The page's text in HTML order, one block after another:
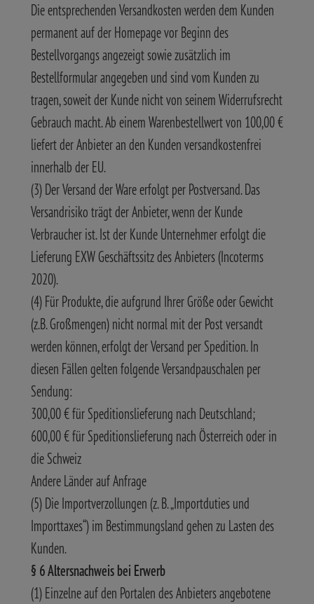
Die entsprechenden Versandkosten werden dem Kunden
permanent auf der Homepage vor Beginn des
Bestellvorgangs angezeigt sowie zusätzlich im
Bestellformular angegeben und sind vom Kunden zu
tragen, soweit der Kunde nicht von seinem Widerrufsrecht
Gebrauch macht. Ab einem Warenbestellwert von 100,00 €
liefert der Anbieter an den Kunden versandkostenfrei
innerhalb der EU.
(3) Der Versand der Ware erfolgt per Postversand. Das
Versandrisiko trägt der Anbieter, wenn der Kunde
Verbraucher ist. Ist der Kunde Unternehmer erfolgt die
Lieferung EXW Geschäftssitz des Anbieters (Incoterms
2020).
(4) Für Produkte, die aufgrund Ihrer Größe oder Gewicht
(z.B. Großmengen) nicht normal mit der Post versandt
werden können, erfolgt der Versand per Spedition. In
diesen Fällen gelten folgende Versandpauschalen per
Sendung:
300,00 € für Speditionslieferung nach Deutschland;
600,00 € für Speditionslieferung nach Österreich oder in
die Schweiz
Andere Länder auf Anfrage
(5) Die Importverzollungen (z. B. „Importduties und
Importtaxes“) im Bestimmungsland gehen zu Lasten des
Kunden.
§ 6 Altersnachweis bei Erwerb
(1) Einzelne auf den Portalen des Anbieters angebotene